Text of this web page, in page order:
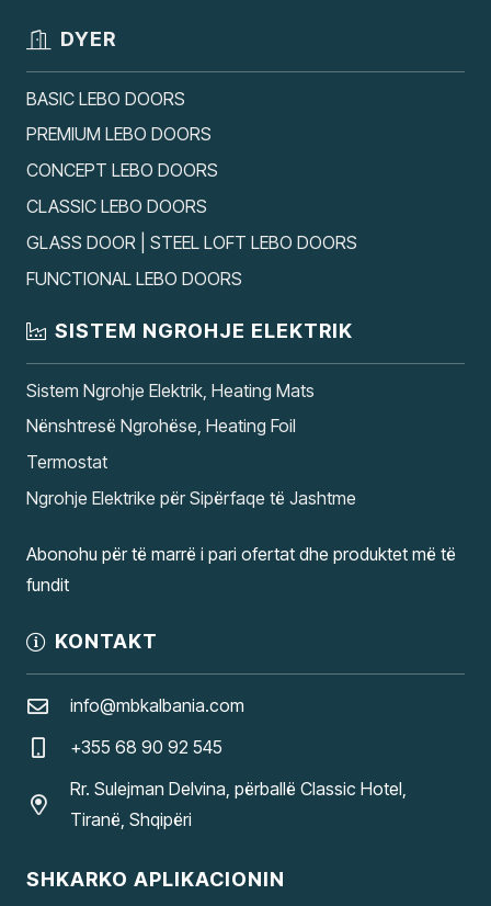
DYER
BASIC LEBO DOORS
PREMIUM LEBO DOORS
CONCEPT LEBO DOORS
CLASSIC LEBO DOORS
GLASS DOOR | STEEL LOFT LEBO DOORS
FUNCTIONAL LEBO DOORS
SISTEM NGROHJE ELEKTRIK
Sistem Ngrohje Elektrik, Heating Mats
Nënshtresë Ngrohëse, Heating Foil
Termostat
Ngrohje Elektrike për Sipërfaqe të Jashtme
Abonohu për të marrë i pari ofertat dhe produktet më të
fundit
KONTAKT
info@mbkalbania.com
+355 68 90 92 545
Rr. Sulejman Delvina, përballë Classic Hotel,
Tiranë, Shqipëri
SHKARKO APLIKACIONIN